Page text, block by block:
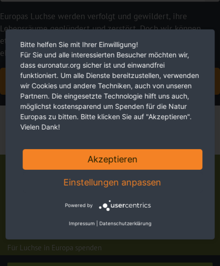
Europas Luchse werden verfolgt und gewildert, ihre
Lebensräume geplündert und zerstört. Doch wir können
etwas dagegen tun! Unterstützen Sie uns dabei, die
eleganten Pinselohren zu schützen.
LUCHSEN DAUERHAFT HELFEN
Luchse in Europa
Steckbrief Luchs (Lynx lynx)
Für Luchse in Europa spenden
Bitte helfen Sie mit Ihrer Einwilligung!
Für Sie und alle interessierten Besucher möchten wir,
dass euronatur.org sicher ist und einwandfrei
funktioniert. Um alle Dienste bereitzustellen, verwenden
wir Cookies und andere Techniken, auch von unseren
Partnern. Die eingesetzte Technologie hilft uns auch,
möglichst kostensparend um Spenden für die Natur
Europas zu bitten. Bitte klicken Sie auf "Akzeptieren".
Vielen Dank!
Akzeptieren
Einstellungen anpassen
Powered by
Impressum Datenschutzerklärung